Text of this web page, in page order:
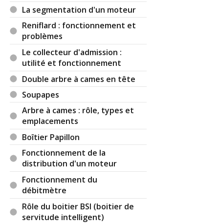
La segmentation d'un moteur
Reniflard : fonctionnement et
problèmes
Le collecteur d'admission :
utilité et fonctionnement
Double arbre à cames en tête
Soupapes
Arbre à cames : rôle, types et
emplacements
Boîtier Papillon
Fonctionnement de la
distribution d'un moteur
Fonctionnement du
débitmètre
Rôle du boitier BSI (boitier de
servitude intelligent)